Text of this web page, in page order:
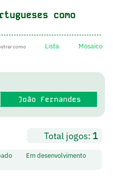
como
como Lista Mosaico
João Fernandes
Total jogos: 1
Em desenvolvimento